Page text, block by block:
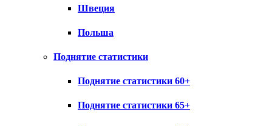
Швеция
Польша
Поднятие статистики
Поднятие статистики 60+
Поднятие статистики 65+